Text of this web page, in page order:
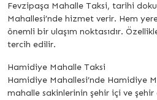
Fevzipaşa Mahalle Taksi, tarihi
Mahallesi’nde hizmet verir. Hem
önemli bir ulaşım noktasıdır.
tercih edilir.
Hamidiye Mahalle Taksi
Hamidiye Mahallesi’nde Hamidiye
mahalle sakinlerinin şehir içi ve şehir